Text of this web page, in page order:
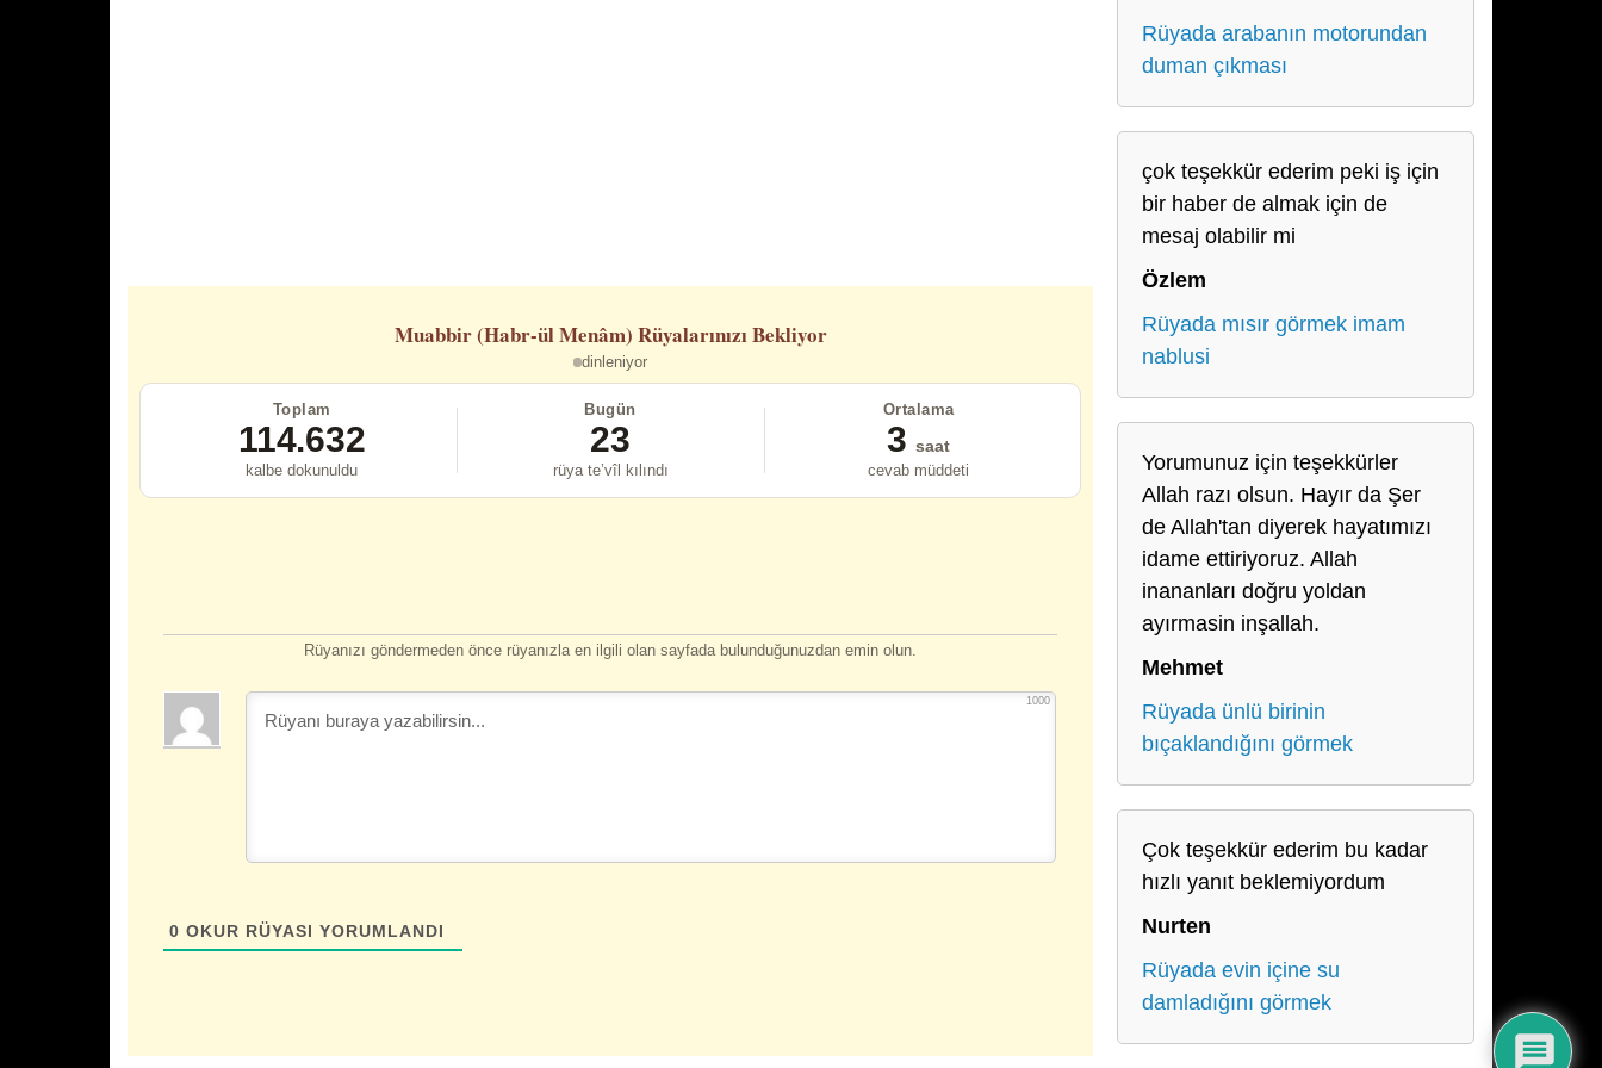
Muabbir (Habr-ül Menâm) Rüyalarınızı Bekliyor
dinleniyor
Toplam
114.632
kalbe dokunuldu
Bugün
23
rüya te’vîl kılındı
Ortalama
3 saat
cevab müddeti
Rüyanızı göndermeden önce rüyanızla en ilgili olan sayfada bulunduğunuzdan emin olun.
1000
0 OKUR RÜYASI YORUMLANDI
Rüyada arabanın motorundan
duman çıkması
çok teşekkür ederim peki iş için
bir haber de almak için de
mesaj olabilir mi
Özlem
Rüyada mısır görmek imam
nablusi
Yorumunuz için teşekkürler
Allah razı olsun. Hayır da Şer
de Allah'tan diyerek hayatımızı
idame ettiriyoruz. Allah
inananları doğru yoldan
ayırmasin inşallah.
Mehmet
Rüyada ünlü birinin
bıçaklandığını görmek
Çok teşekkür ederim bu kadar
hızlı yanıt beklemiyordum
Nurten
Rüyada evin içine su
damladığını görmek